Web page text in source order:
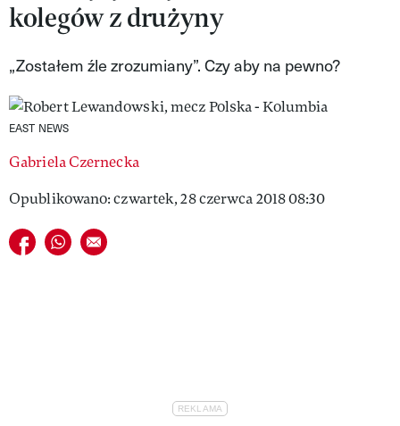
VIVA!MODA
VIVA!PEOPLE POWER
VIVA!ITAKA
MAGAZYN VIVA!
kolegów z drużyny
„Zostałem źle zrozumiany”. Czy aby na pewno?
EAST NEWS
Gabriela Czernecka
Opublikowano: czwartek, 28 czerwca 2018 08:30
Udostępnij na facebook
Udostępnij na whatsapp
E-mail do przyjaciela